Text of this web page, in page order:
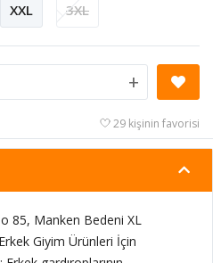
XXL 3XL
+
29 kişinin favorisi
85, Manken Bedeni XL
Giyim Ürünleri İçin